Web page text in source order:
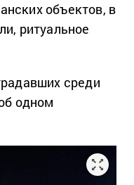
объектов, в
ритуальное
среди
одном